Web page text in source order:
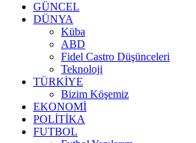
GÜNCEL
DÜNYA
Küba
ABD
Fidel Castro Düşünceleri
Teknoloji
TÜRKİYE
Bizim Köşemiz
EKONOMİ
POLİTİKA
FUTBOL